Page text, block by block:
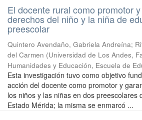
El docente rural como promotor
derechos del niño y la niña de
preescolar
Quintero Avendaño, Gabriela Andreína;
del Carmen (Universidad de Los Andes,
Humanidades y Educación, Escuela de
Esta investigación tuvo como objetivo
acción del docente como promotor y
los niños y las niñas en dos preescolares
Estado Mérida; la misma se enmarcó ...